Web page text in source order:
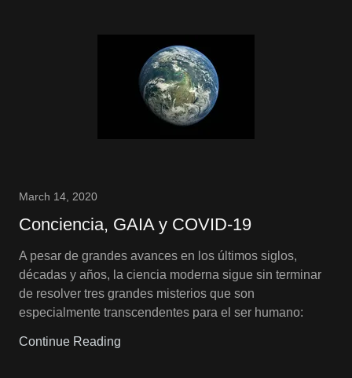
March 14, 2020
Conciencia, GAIA y COVID-19
A pesar de grandes avances en los últimos siglos,
décadas y años, la ciencia moderna sigue sin terminar
de resolver tres grandes misterios que son
especialmente transcendentes para el ser humano:
Continue Reading